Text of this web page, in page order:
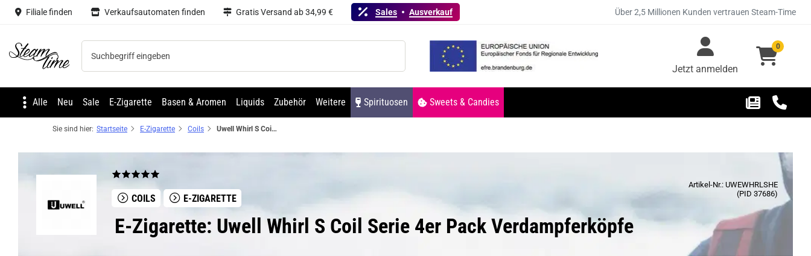
Filiale finden Verkaufsautomaten finden Gratis Versand ab 34,99 € Sales Ausverkauf Über 2,5 Millionen Kunden vertrauen Steam-Time
Steam time Jetzt anmelden
0
Alle Neu Sale E-Zigarette Basen & Aromen Liquids Zubehör Weitere Spirituosen Sweets & Candies
Sie sind hier: Startseite E-Zigarette Coils Uwell Whirl S Coil Serie 4er Pack Verdampferköpfe
COILS E-ZIGARETTE
Artikel-Nr.: UWEWHRLSHE
(PID 37686)
E-Zigarette: Uwell Whirl S Coil Serie 4er Pack Verdampferköpfe